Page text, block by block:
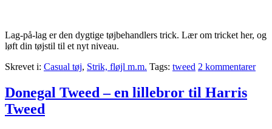
Lag-på-lag er den dygtige tøjbehandlers trick. Lær om tricket her, og
løft din tøjstil til et nyt niveau.
Skrevet i: Casual tøj, Strik, fløjl m.m. Tags: tweed 2 kommentarer
Donegal Tweed – en lillebror til Harris
Tweed